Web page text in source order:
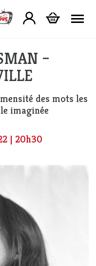
–
des mots les
imaginée
| 20h30